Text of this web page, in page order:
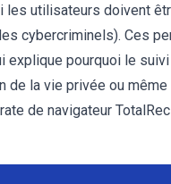
utilisateurs doivent
cybercriminels). Ces
explique pourquoi le
la vie privée ou
de navigateur